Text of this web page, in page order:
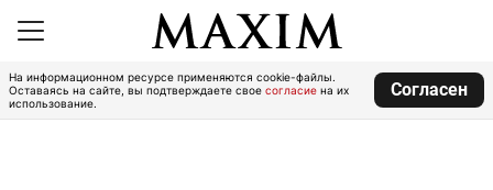
На информационном ресурсе применяются cookie-файлы.
Оставаясь на сайте, вы подтверждаете свое согласие на их
использование.
Согласен